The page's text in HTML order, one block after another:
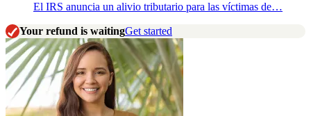
El IRS anuncia un alivio tributario para las víctimas de…
Your refund is waitingGet started